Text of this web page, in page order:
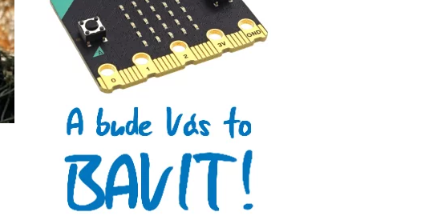
Micro:bit
Videa